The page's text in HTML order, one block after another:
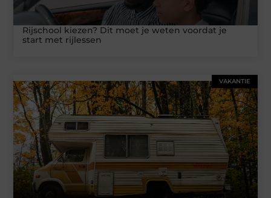
Rijschool kiezen? Dit moet je weten voordat je
start met rijlessen
VAKANTIE